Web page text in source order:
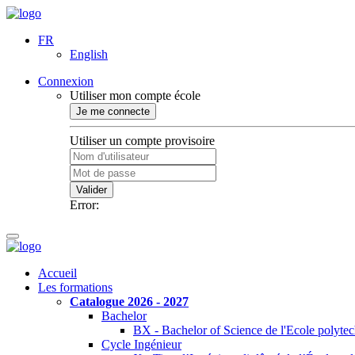
FR
English
Connexion
Utiliser mon compte école
Je me connecte
Utiliser un compte provisoire
Valider
Error:
Accueil
Les formations
Catalogue 2026 - 2027
Bachelor
BX - Bachelor of Science de l'Ecole
Cycle Ingénieur